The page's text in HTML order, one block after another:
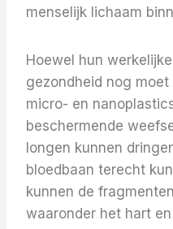
menselijk lichaam
Hoewel hun
gezondheid nog
micro- en
beschermende
longen kunnen
bloedbaan terecht
kunnen de
waaronder het hart